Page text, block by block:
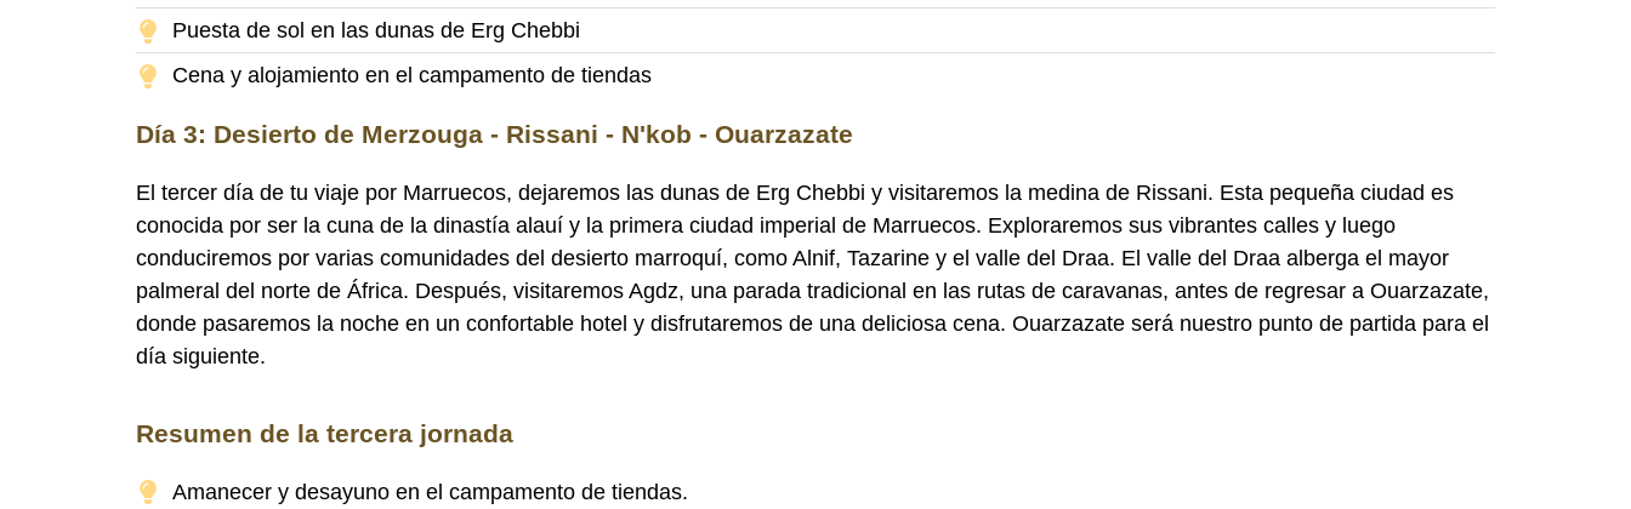
Puesta de sol en las dunas de Erg Chebbi
Cena y alojamiento en el campamento de tiendas
Día 3: Desierto de Merzouga - Rissani - N'kob - Ouarzazate
El tercer día de tu viaje por Marruecos, dejaremos las dunas de Erg Chebbi y visitaremos la medina de Rissani. Esta pequeña ciudad es
conocida por ser la cuna de la dinastía alauí y la primera ciudad imperial de Marruecos. Exploraremos sus vibrantes calles y luego
conduciremos por varias comunidades del desierto marroquí, como Alnif, Tazarine y el valle del Draa. El valle del Draa alberga el mayor
palmeral del norte de África. Después, visitaremos Agdz, una parada tradicional en las rutas de caravanas, antes de regresar a Ouarzazate,
donde pasaremos la noche en un confortable hotel y disfrutaremos de una deliciosa cena. Ouarzazate será nuestro punto de partida para el
día siguiente.
Resumen de la tercera jornada
Amanecer y desayuno en el campamento de tiendas.